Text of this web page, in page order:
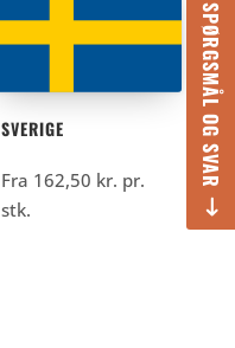
SPØRGSMÅL OG SVAR
SVERIGE
Fra 162,50 kr. pr.
stk.